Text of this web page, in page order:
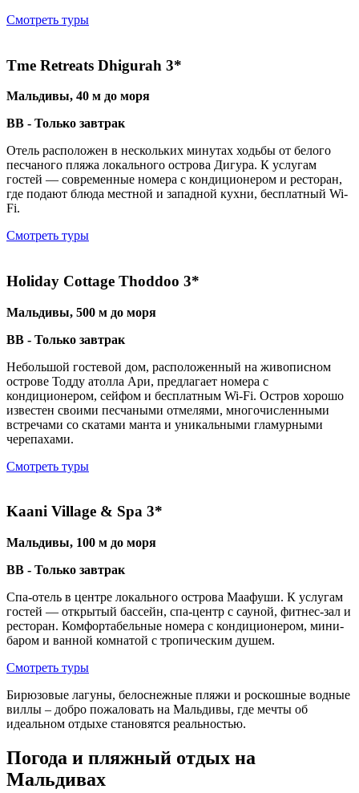
Смотреть туры
Tme Retreats Dhigurah 3*
Мальдивы, 40 м до моря
BB - Только завтрак
Отель расположен в нескольких минутах ходьбы от белого
песчаного пляжа локального острова Дигура. К услугам
гостей — современные номера с кондиционером и ресторан,
где подают блюда местной и западной кухни, бесплатный Wi-
Fi.
Смотреть туры
Holiday Cottage Thoddoo 3*
Мальдивы, 500 м до моря
BB - Только завтрак
Небольшой гостевой дом, расположенный на живописном
острове Тодду атолла Ари, предлагает номера с
кондиционером, сейфом и бесплатным Wi-Fi. Остров хорошо
известен своими песчаными отмелями, многочисленными
встречами со скатами манта и уникальными гламурными
черепахами.
Смотреть туры
Kaani Village & Spa 3*
Мальдивы, 100 м до моря
BB - Только завтрак
Спа-отель в центре локального острова Маафуши. К услугам
гостей — открытый бассейн, спа-центр с сауной, фитнес-зал и
ресторан. Комфортабельные номера с кондиционером, мини-
баром и ванной комнатой с тропическим душем.
Смотреть туры
Бирюзовые лагуны, белоснежные пляжи и роскошные водные
виллы – добро пожаловать на Мальдивы, где мечты об
идеальном отдыхе становятся реальностью.
Погода и пляжный отдых на
Мальдивах